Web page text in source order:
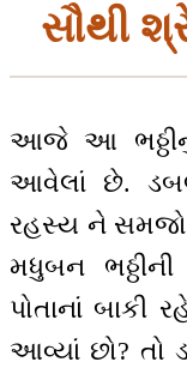
સૌથી
આજે આ ભઠ્ઠીનું
આવેલાં છે.
રહસ્ય ને સમજો
મધુબન
પોતાનાં બાકી
આવ્યાં છો? તો